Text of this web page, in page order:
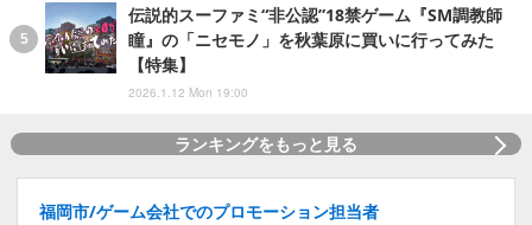
伝説的スーファミ“非公認”18禁ゲーム『SM調教師
瞳』の「ニセモノ」を秋葉原に買いに行ってみた
【特集】
2026.1.12 Mon 19:00
ランキングをもっと見る
福岡市/ゲーム会社でのプロモーション担当者